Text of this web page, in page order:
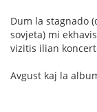
Dum la stagnado
sovjeta) mi
vizitis ilian
Avgust kaj la